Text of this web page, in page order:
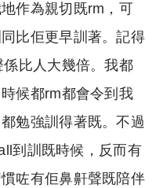
作為親切既rm，可
比佢更早訓著。記得
比人大幾倍。我都
候都rm都會令到我
勉強訓得著既。不過
到訓既時候，反而有
咗有佢鼻鼾聲既陪伴